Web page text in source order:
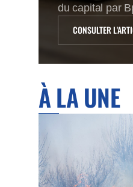
du capital par
CONSULTER
À LA UNE